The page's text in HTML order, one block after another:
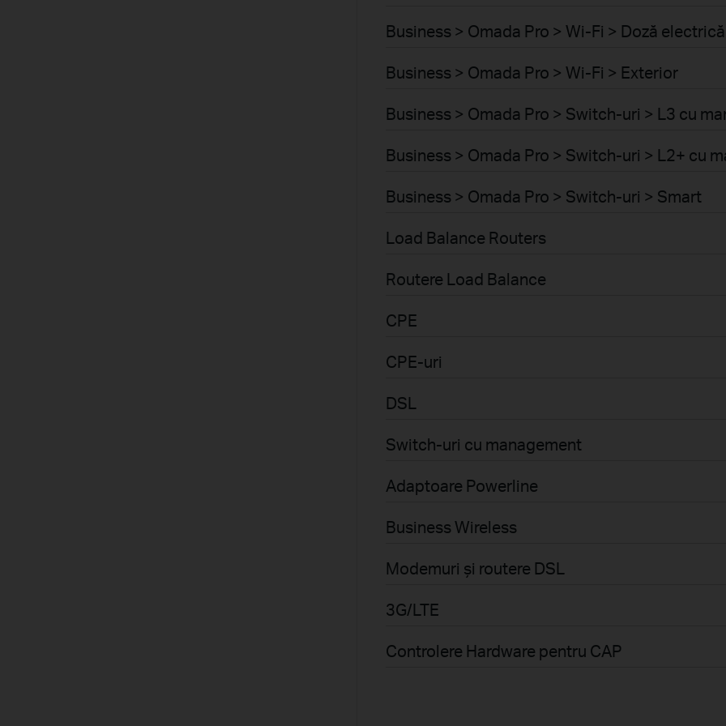
Business > Omada Pro > Wi-Fi > Doză electrică
Business > Omada Pro > Wi-Fi > Exterior
Business > Omada Pro > Switch-uri > L3 cu
Business > Omada Pro > Switch-uri > L2+ cu
Business > Omada Pro > Switch-uri > Smart
Load Balance Routers
Routere Load Balance
CPE
CPE-uri
DSL
Switch-uri cu management
Adaptoare Powerline
Business Wireless
Modemuri și routere DSL
3G/LTE
Controlere Hardware pentru CAP